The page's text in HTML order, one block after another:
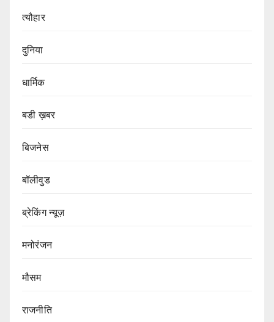
त्यौहार
दुनिया
धार्मिक
बडी ख़बर
बिजनेस
बॉलीवुड
ब्रेकिंग न्यूज़
मनोरंजन
मौसम
राजनीति